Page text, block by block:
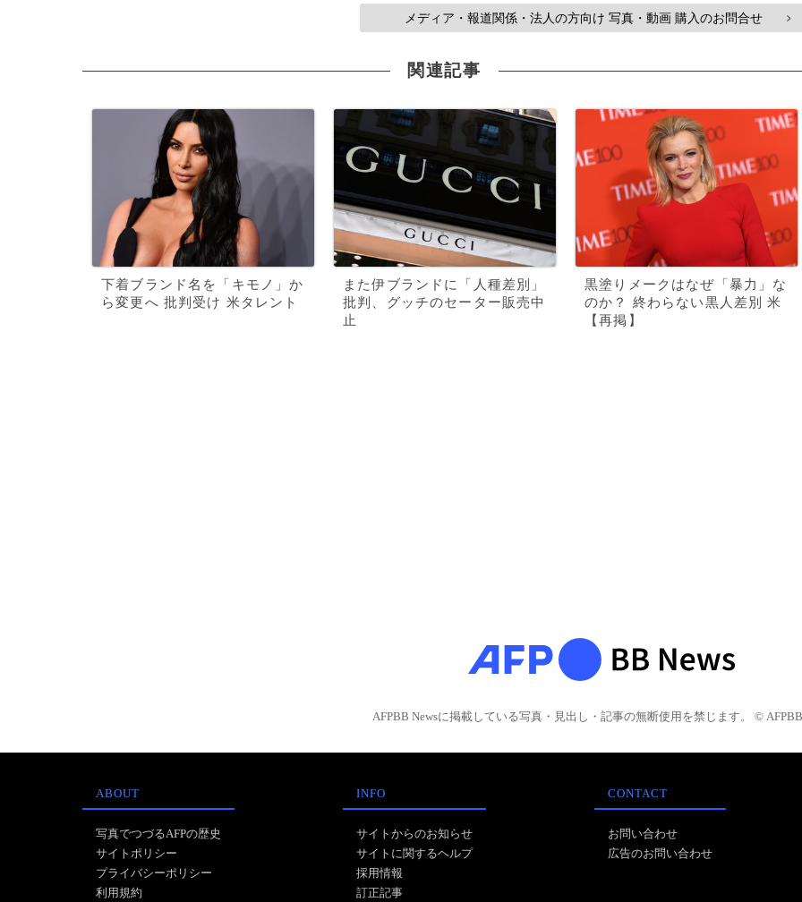
メディア・報道関係・法人の方向け 写真・動画 購入のお問合せ >
関連記事
下着ブランド名を「キモノ」か
ら変更へ 批判受け 米タレント
また伊ブランドに「人種差別」
批判、グッチのセーター販売中
止
黒塗りメークはなぜ「暴力」な
のか？ 終わらない黒人差別 米
【再掲】
AFPBB Newsに掲載している写真・見出し・記事の無断使用を禁じます。 © AFPBB
ABOUT
写真でつづるAFPの歴史
サイトポリシー
プライバシーポリシー
利用規約
INFO
サイトからのお知らせ
サイトに関するヘルプ
採用情報
訂正記事
CONTACT
お問い合わせ
広告のお問い合わせ